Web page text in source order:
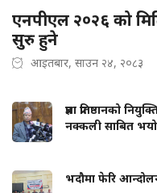
एनपीएल २०२६ को
सुरु हुने
आइतबार, साउन २४, २०८३
प्रज्ञा प्रतिष्ठानको
नक्कली साबित भयो
भदौमा फेरि